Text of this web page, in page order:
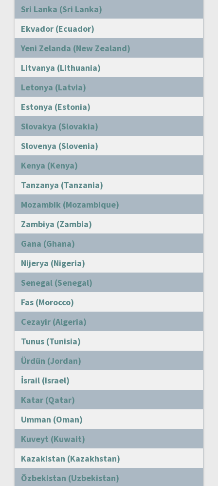
Sri Lanka (Sri Lanka)
Ekvador (Ecuador)
Yeni Zelanda (New Zealand)
Litvanya (Lithuania)
Letonya (Latvia)
Estonya (Estonia)
Slovakya (Slovakia)
Slovenya (Slovenia)
Kenya (Kenya)
Tanzanya (Tanzania)
Mozambik (Mozambique)
Zambiya (Zambia)
Gana (Ghana)
Nijerya (Nigeria)
Senegal (Senegal)
Fas (Morocco)
Cezayir (Algeria)
Tunus (Tunisia)
Ürdün (Jordan)
İsrail (Israel)
Katar (Qatar)
Umman (Oman)
Kuveyt (Kuwait)
Kazakistan (Kazakhstan)
Özbekistan (Uzbekistan)